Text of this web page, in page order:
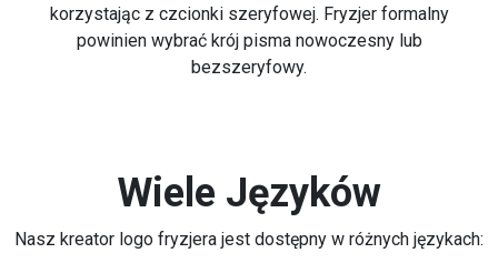
korzystając z czcionki szeryfowej. Fryzjer formalny
powinien wybrać krój pisma nowoczesny lub
bezszeryfowy.
Wiele Języków
Nasz kreator logo fryzjera jest dostępny w różnych językach: